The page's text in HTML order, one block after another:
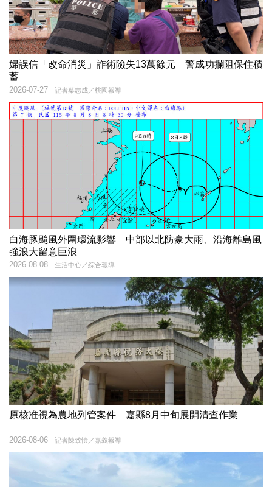
婦誤信「改命消災」詐術險失13萬餘元 警成功攔阻保住積
蓄
記者葉志成／桃園報導
2026-07-27
白海豚颱風外圍環流影響 中部以北防豪大雨、沿海離島風
強浪大留意巨浪
生活中心／綜合報導
2026-08-08
原核准視為農地列管案件 嘉縣8月中旬展開清查作業
記者陳致愷／嘉義報導
2026-08-06